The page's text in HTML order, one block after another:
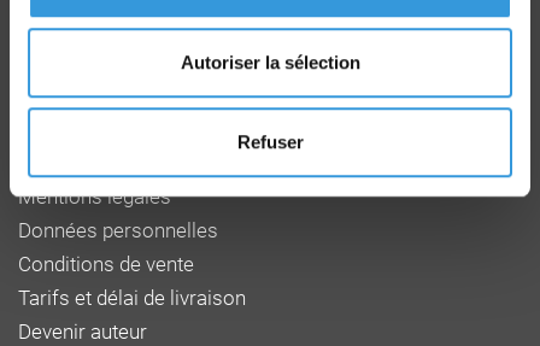
Autoriser la sélection
Refuser
Tél : 02 32 53 64 34
www.cnpp.com
www.faceaurisque.com
Mentions légales
Données personnelles
Conditions de vente
Tarifs et délai de livraison
Devenir auteur